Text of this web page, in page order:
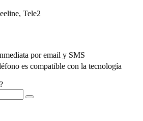
Tele2
por email y SMS
es compatible con la tecnología